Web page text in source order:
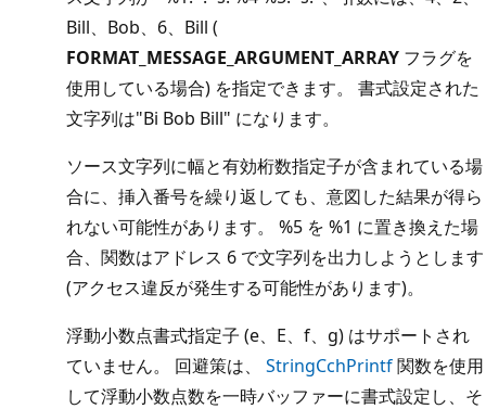
Bill、Bob、6、Bill (
FORMAT_MESSAGE_ARGUMENT_ARRAY フラグを
使用している場合) を指定できます。 書式設定された
文字列は"Bi Bob Bill" になります。
ソース文字列に幅と有効桁数指定子が含まれている場
合に、挿入番号を繰り返しても、意図した結果が得ら
れない可能性があります。 %5 を %1 に置き換えた場
合、関数はアドレス 6 で文字列を出力しようとします
(アクセス違反が発生する可能性があります)。
浮動小数点書式指定子 (e、E、f、g) はサポートされ
ていません。 回避策は、 StringCchPrintf関数を使用
して浮動小数点数を一時バッファーに書式設定し、そ